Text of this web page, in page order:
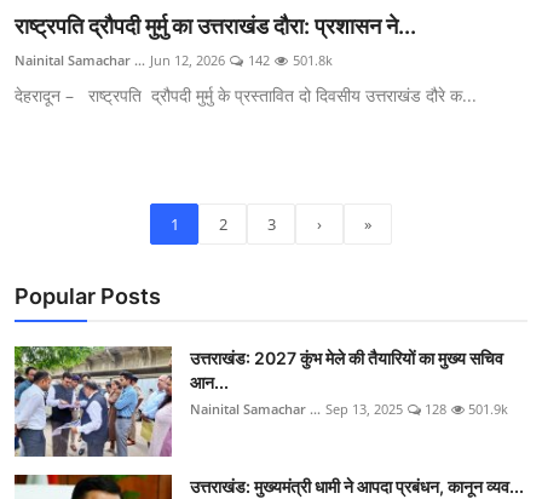
राष्ट्रपति द्रौपदी मुर्मु का उत्तराखंड दौरा: प्रशासन ने...
Nainital Samachar ... Jun 12, 2026 142 501.8k
देहरादून – राष्ट्रपति द्रौपदी मुर्मु के प्रस्तावित दो दिवसीय उत्तराखंड दौरे क...
1 2 3 › »
Popular Posts
उत्तराखंड: 2027 कुंभ मेले की तैयारियों का मुख्य सचिव
आन...
Nainital Samachar ... Sep 13, 2025 128 501.9k
उत्तराखंड: मुख्यमंत्री धामी ने आपदा प्रबंधन, कानून व्यव...